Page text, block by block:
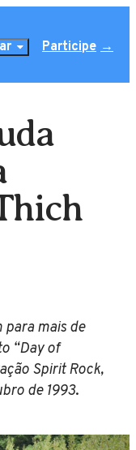
Participe
para mais de
“Day of
Spirit Rock,
de 1993.